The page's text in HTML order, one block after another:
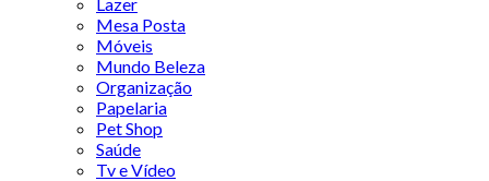
Mesa Posta
Móveis
Mundo Beleza
Organização
Papelaria
Pet Shop
Saúde
Tv e Vídeo